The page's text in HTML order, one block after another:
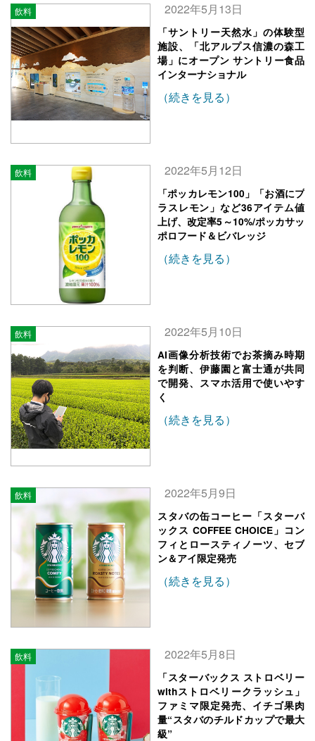
飲料 2022年5月13日
「サントリー天然水」の体験型
施設、「北アルプス信濃の森工
場」にオープン サントリー食品
インターナショナル
（続きを見る）
飲料 2022年5月12日
「ポッカレモン100」「お酒にプ
ラスレモン」など36アイテム値
上げ、改定率5～10%/ポッカサッ
ポロフード＆ビバレッジ
（続きを見る）
飲料 2022年5月10日
AI画像分析技術でお茶摘み時期
を判断、伊藤園と富士通が共同
で開発、スマホ活用で使いやす
く
（続きを見る）
飲料 2022年5月9日
スタバの缶コーヒー「スターバ
ックス COFFEE CHOICE」コン
フィとロースティノーツ、セブ
ン＆アイ限定発売
（続きを見る）
飲料 2022年5月8日
「スターバックス ストロベリー
withストロベリークラッシュ」
ファミマ限定発売、イチゴ果肉
量“スタバのチルドカップで最大
級”